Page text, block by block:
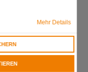
Mehr Details
Markt,